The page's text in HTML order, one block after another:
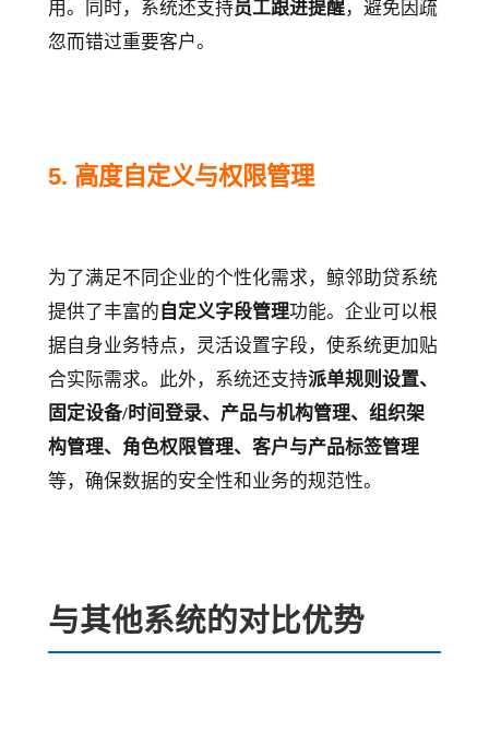
用。同时，系统还支持员工跟进提醒，避免因疏
忽而错过重要客户。
5. 高度自定义与权限管理
为了满足不同企业的个性化需求，鲸邻助贷系统
提供了丰富的 自定义字段管理功能。企业可以根
据自身业务特点，灵活设置字段，使系统更加贴
合实际需求。此外，系统还支持派单规则设置、
固定设备/时间登录、产品与机构管理、组织架
构管理、角色权限管理、客户与产品标签管理
等，确保数据的安全性和业务的规范性。
与其他系统的对比优势